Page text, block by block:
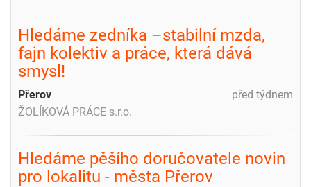
Hledáme zedníka –stabilní mzda,
fajn kolektiv a práce, která dává
smysl!
před týdnem
Přerov
ŽOLÍKOVÁ PRÁCE s.r.o.
Hledáme pěšího doručovatele novin
pro lokalitu - města Přerov